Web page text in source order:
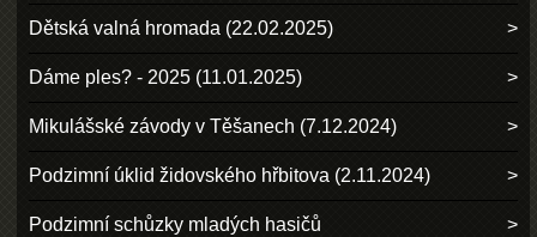
Dětská valná hromada (22.02.2025)
Dáme ples? - 2025 (11.01.2025)
Mikulášské závody v Těšanech (7.12.2024)
Podzimní úklid židovského hřbitova (2.11.2024)
Podzimní schůzky mladých hasičů